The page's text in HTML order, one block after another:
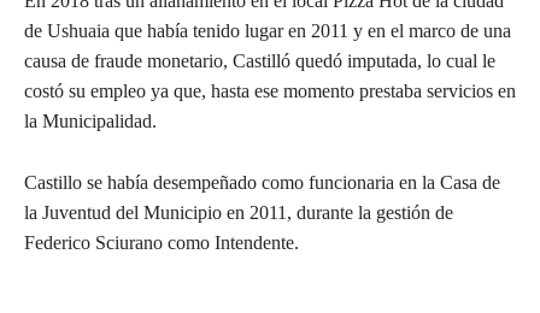
de Ushuaia que había tenido lugar en 2011 y en el marco de una
causa de fraude monetario, Castilló quedó imputada, lo cual le
costó su empleo ya que, hasta ese momento prestaba servicios en
la Municipalidad.
Castillo se había desempeñado como funcionaria en la Casa de
la Juventud del Municipio en 2011, durante la gestión de
Federico Sciurano como Intendente.